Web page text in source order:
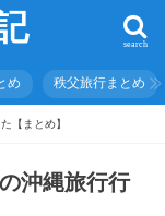
search
め 秩父旅行まとめ
【まとめ】
沖縄旅行行